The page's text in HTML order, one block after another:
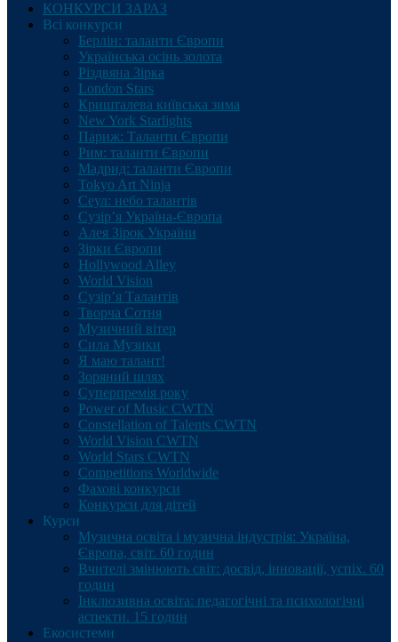
КОНКУРСИ ЗАРАЗ
Всі конкурси
Берлін: таланти Європи
Українська осінь золота
Різдвяна Зірка
London Stars
Кришталева київська зима
New York Starlights
Париж: Таланти Європи
Рим: таланти Європи
Мадрид: таланти Європи
Tokyo Art Ninja
Сеул: небо талантів
Сузір’я Україна-Європа
Алея Зірок України
Зірки Європи
Hollywood Alley
World Vision
Сузір’я Талантів
Творча Сотня
Музичний вітер
Сила Музики
Я маю талант!
Зоряний шлях
Суперпремія року
Power of Music CWTN
Constellation of Talents CWTN
World Vision CWTN
World Stars CWTN
Competitions Worldwide
Фахові конкурси
Конкурси для дітей
Курси
Музична освіта і музична індустрія: Україна,
Європа, світ. 60 годин
Вчителі змінюють світ: досвід, інновації, успіх. 60
годин
Інклюзивна освіта: педагогічні та психологічні
аспекти. 15 годин
Екосистеми